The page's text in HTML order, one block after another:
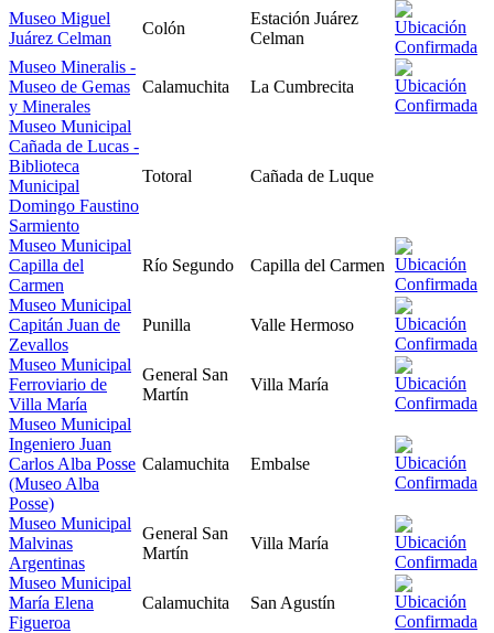
Museo Miguel
Juárez Celman
Colón
Estación Juárez
Celman
Museo Mineralis -
Museo de Gemas
y Minerales
Calamuchita La Cumbrecita
Museo Municipal
Cañada de Lucas -
Biblioteca
Municipal
Domingo Faustino
Sarmiento
Totoral Cañada de Luque
Museo Municipal
Capilla del
Carmen
Río Segundo Capilla del Carmen
Museo Municipal
Capitán Juan de
Zevallos
Punilla Valle Hermoso
Museo Municipal
Ferroviario de
Villa María
General San
Martín
Villa María
Museo Municipal
Ingeniero Juan
Carlos Alba Posse
(Museo Alba
Posse)
Calamuchita Embalse
Museo Municipal
Malvinas
Argentinas
General San
Martín
Villa María
Museo Municipal
María Elena
Figueroa
Calamuchita San Agustín